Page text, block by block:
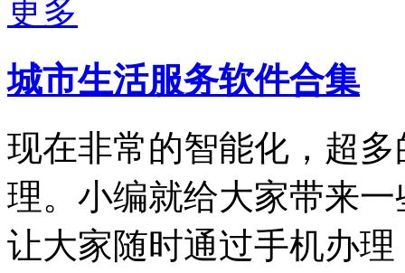
更多
城市生活服务软件合集
现在非常的智能化，超
理。小编就给大家带来
让大家随时通过手机办